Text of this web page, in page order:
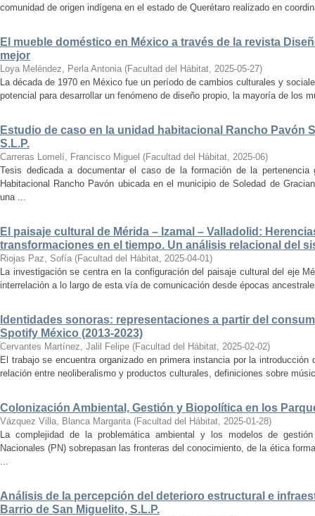
comunidad de origen indígena en el estado de Querétaro realizado en
El mueble doméstico en México a través de la revista
mejor
Loya Meléndez, Perla Antonia (Facultad del Hábitat, 2025-05-27)
La década de 1970 en México fue un período de cambios culturales y
potencial para desarrollar un fenómeno de diseño propio, la mayoría de los
Estudio de caso en la unidad habitacional Rancho Pavón
S.L.P.
Carreras Lomelí, Francisco Miguel (Facultad del Hábitat, 2025-06)
Tesis dedicada a documentar el caso de la formación de la
Habitacional Rancho Pavón ubicada en el municipio de Soledad de
una ...
El paisaje cultural de Mérida – Izamal – Valladolid:
transformaciones en el tiempo. Un análisis relacional del
Riojas Paz, Sofía (Facultad del Hábitat, 2025-04-01)
La investigación se centra en la configuración del paisaje cultural del eje
interrelación a lo largo de esta vía de comunicación desde épocas
Identidades sonoras: representaciones a partir del
Spotify México (2013-2023)
Cervantes Martínez, Jalil Felipe (Facultad del Hábitat, 2025-02-02)
El trabajo se encuentra organizado en primera instancia por la
relación entre neoliberalismo y productos culturales, definiciones sobre
Colonización Ambiental, Gestión y Biopolítica en los
Vázquez Villa, Blanca Margarita (Facultad del Hábitat, 2025-01-28)
La complejidad de la problemática ambiental y los modelos de
Nacionales (PN) sobrepasan las fronteras del conocimiento, de la ética
...
Análisis de la percepción del deterioro estructural e
Barrio de San Miguelito, S.L.P.